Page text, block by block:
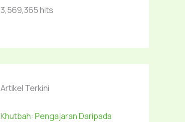
3,569,365 hits
Artikel Terkini
Khutbah: Pengajaran Daripada